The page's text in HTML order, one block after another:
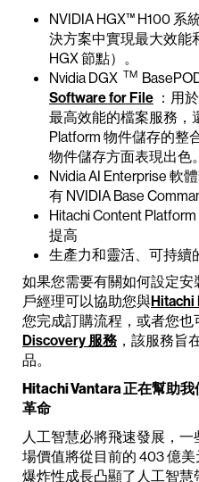
NVIDIA HGX™ H100 系
決方案中實現最大效能
HGX 節點）。
Nvidia DGX TM
Software for File ：用
最高效能的檔案服務，
Platform 物件儲存的整
物件儲存方面表現出色。
Nvidia AI Enterprise 軟
有 NVIDIA Base
Hitachi Content
提高
生產力和靈活、可持續
如果您需要有關如何設定
戶經理可以協助您與Hitachi
您完成訂購流程，或者您也
Discovery 服務 ，該服務旨
品。
Hitachi Vantara 正在幫助
革命
人工智慧必將飛速發展，
場價值將從目前的 403 億
爆炸性成長凸顯了人工智